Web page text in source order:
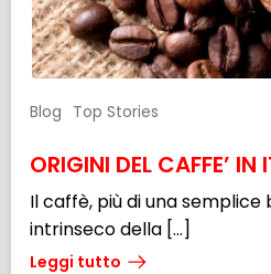
Blog Top Stories
ORIGINI DEL CAFFE’ IN
Il caffè, più di una semplice
intrinseco della […]
Leggi tutto